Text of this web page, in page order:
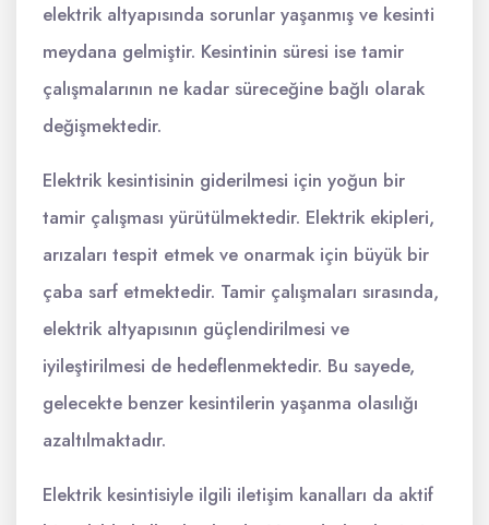
elektrik altyapısında sorunlar yaşanmış ve kesinti
meydana gelmiştir. Kesintinin süresi ise tamir
çalışmalarının ne kadar süreceğine bağlı olarak
değişmektedir.
Elektrik kesintisinin giderilmesi için yoğun bir
tamir çalışması yürütülmektedir. Elektrik ekipleri,
arızaları tespit etmek ve onarmak için büyük bir
çaba sarf etmektedir. Tamir çalışmaları sırasında,
elektrik altyapısının güçlendirilmesi ve
iyileştirilmesi de hedeflenmektedir. Bu sayede,
gelecekte benzer kesintilerin yaşanma olasılığı
azaltılmaktadır.
Elektrik kesintisiyle ilgili iletişim kanalları da aktif